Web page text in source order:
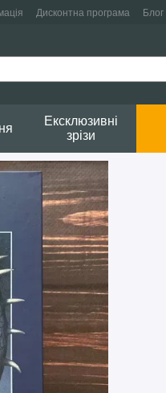
Дисконтна програма Блог
Ексклюзивні
зрізи